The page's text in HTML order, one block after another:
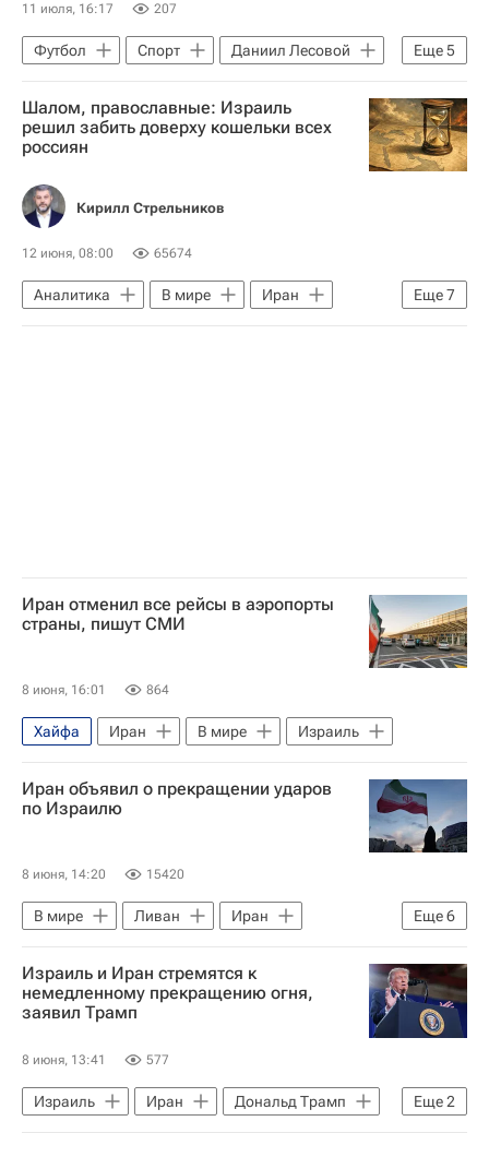
11 июля, 16:17 207
Еще5
Футбол Спорт
Даниил Лесовой
АЕЛ (Лимасол)
Нижний Новгород
Трансферы в РПЛ
Шалом, православные: Израиль
решил забить доверху кошельки всех
россиян
Кирилл Стрельников
12 июня, 08:00 65674
Еще7
Аналитика В мире
Иран
Израиль
Ормузский пролив
Иран отменил все рейсы в аэропорты
страны, пишут СМИ
8 июня, 16:01 864
Хайфа Иран В мире Израиль
Иран объявил о прекращении ударов
по Израилю
8 июня, 14:20 15420
Еще6
В мире Ливан
Иран
Израиль
Корпус стражей исламской революции
Хезболла
Исраэль Кац
Биньямин Нетаньяху
Израиль и Иран стремятся к
немедленному прекращению огня,
заявил Трамп
8 июня, 13:41 577
Еще2
Израиль Иран
Дональд Трамп
США
В мире